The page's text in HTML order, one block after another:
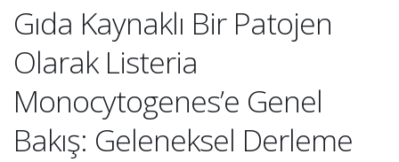
Gıda Kaynaklı Bir Patojen
Olarak Listeria
Monocytogenes’e Genel
Bakış: Geleneksel Derleme